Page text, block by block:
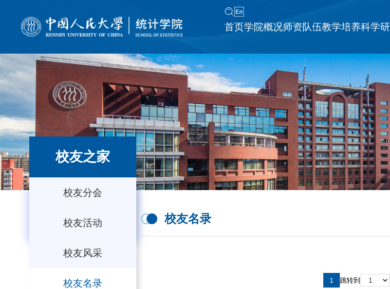
首页学院概况师资队伍教学培养科学
校友之家
校友分会
校友活动
校友风采
校友名录
校友名录
1 跳转到